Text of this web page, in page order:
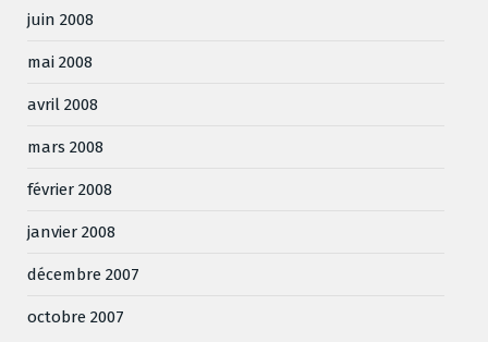
juin 2008
mai 2008
avril 2008
mars 2008
février 2008
janvier 2008
décembre 2007
octobre 2007